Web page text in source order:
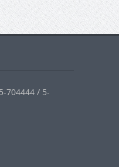
704444 / 5-